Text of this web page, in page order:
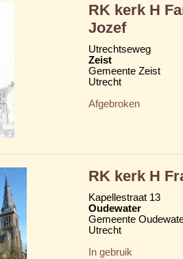
RK kerk H
Jozef
Utrechtseweg
Zeist
Gemeente Zeist
Utrecht
Afgebroken
RK kerk H
Kapellestraat 13
Oudewater
Gemeente
Utrecht
In gebruik